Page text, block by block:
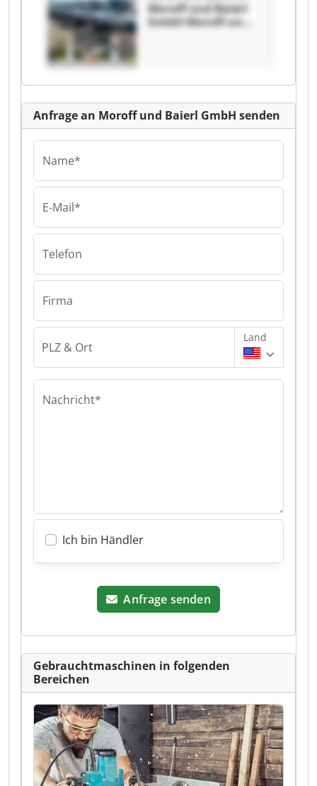
Moroff und Baierl
GmbH Moroff und
Anfrage an Moroff und Baierl GmbH senden
Name*
E-Mail*
Telefon
Firma
PLZ & Ort
Land
Nachricht*
Ich bin Händler
Anfrage senden
Gebrauchtmaschinen in folgenden
Bereichen